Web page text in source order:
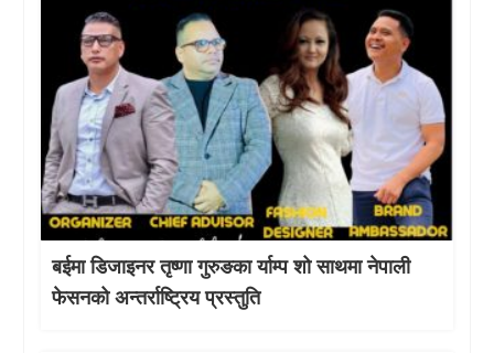
बईमा डिजाइनर तृष्णा गुरुङका र्याम्प शो साथमा नेपाली
फेसनको अन्तर्राष्ट्रिय प्रस्तुति